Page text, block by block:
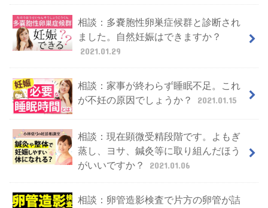
相談：多嚢胞性卵巣症候群と診断され
ました。自然妊娠はできますか？
2021.01.29
相談：家事が終わらず睡眠不足。これ
が不妊の原因でしょうか？
2021.01.15
相談：現在顕微受精段階です。よもぎ
蒸し、ヨサ、鍼灸等に取り組んだほう
がいいですか？
2021.01.06
相談：卵管造影検査で片方の卵管が詰